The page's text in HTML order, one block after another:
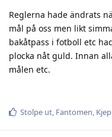
Reglerna hade ändrats
mål på oss men likt
bakåtpass i fotboll etc
plocka nåt guld. Innan
målen etc.
Stolpe ut, Fantomen,